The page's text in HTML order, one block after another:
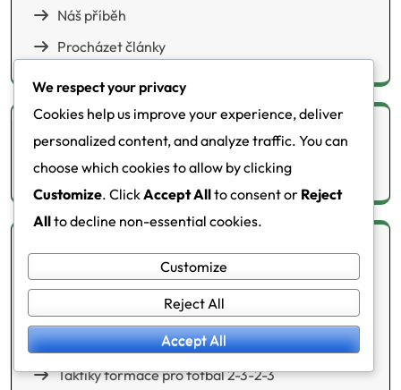
Náš příběh
Procházet články
Hledat
Search
for:
Kategorie
Hráčské role v fotbalové formaci 2-3-2-3
Taktická analýza fotbalové formace 2-3-2-3
Taktiky formace pro fotbal 2-3-2-3
We respect your privacy
Cookies help us improve your experience, deliver
personalized content, and analyze traffic. You can
choose which cookies to allow by clicking
Customize. ClickAccept Allto consent or Reject
Allto decline non-essential cookies.
Customize
Reject All
Accept All